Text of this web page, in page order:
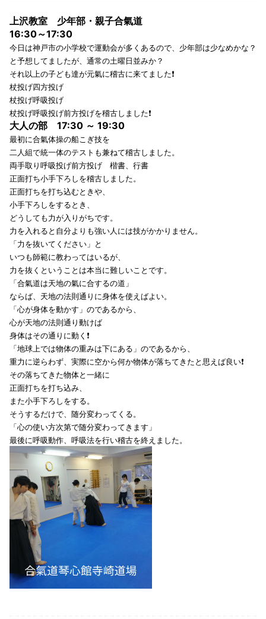
上沢教室 少年部・親子合氣道
16:30～17:30
今日は神戸市の小学校で運動会が多くあるので、少年部は少なめかな？
と予想してましたが、通常の土曜日並みか？
それ以上の子ども達が元氣に稽古に来てました❗
杖投げ四方投げ
杖投げ呼吸投げ
杖投げ呼吸投げ前方投げを稽古しました❗
大人の部 17:30 ～ 19:30
最初に合氣体操の船こぎ技を
二人組で統一体のテストも兼ねて稽古しました。
両手取り呼吸投げ前方投げ 楷書、行書
正面打ち小手下ろしを稽古しました。
正面打ちを打ち込むときや、
小手下ろしをするとき、
どうしても力が入りがちです。
力を入れると自分よりも強い人には技がかかりません。
「力を抜いてください」と
いつも師範に教わってはいるが、
力を抜くということは本当に難しいことです。
「合氣道は天地の氣に合するの道」
ならば、天地の法則通りに身体を使えばよい。
「心が身体を動かす」のであるから、
心が天地の法則通り動けば
身体はその通りに動く❗
「地球上では物体の重みは下にある」のであるから、
重力に逆らわず、実際に空から何か物体が落ちてきたと思えば良い❗
その落ちてきた物体と一緒に
正面打ちを打ち込み、
また小手下ろしをする。
そうするだけで、随分変わってくる。
「心の使い方次第で随分変わってきます」
最後に呼吸動作、呼吸法を行い稽古を終えました。